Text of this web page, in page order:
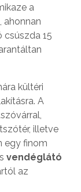
a
ahonnan
csúszda 15
kültéri
A
illetve
egy finom
vendéglátó
az